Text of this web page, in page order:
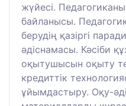
жүйесі.
байланысы.
берудің қазіргі
әдіснамасы. Кәсіби
оқытушысын оқыту
кредиттік
ұйымдастыру. Оқу-